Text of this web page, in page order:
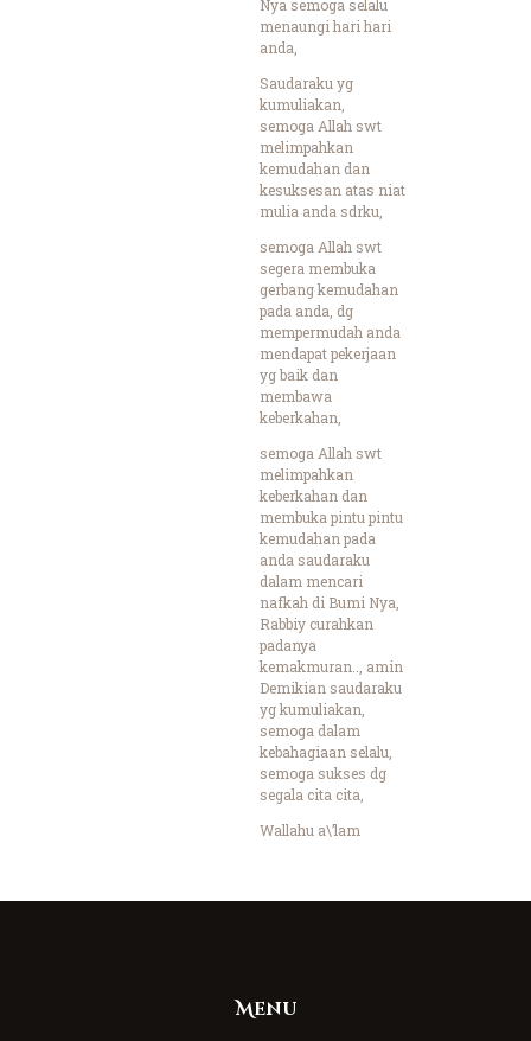
Nya semoga selalu
menaungi hari hari
anda,
Saudaraku yg
kumuliakan,
semoga Allah swt
melimpahkan
kemudahan dan
kesuksesan atas niat
mulia anda sdrku,
semoga Allah swt
segera membuka
gerbang kemudahan
pada anda, dg
mempermudah anda
mendapat pekerjaan
yg baik dan
membawa
keberkahan,
semoga Allah swt
melimpahkan
keberkahan dan
membuka pintu pintu
kemudahan pada
anda saudaraku
dalam mencari
nafkah di Bumi Nya,
Rabbiy curahkan
padanya
kemakmuran.., amin
Demikian saudaraku
yg kumuliakan,
semoga dalam
kebahagiaan selalu,
semoga sukses dg
segala cita cita,
Wallahu a\’lam
Menu